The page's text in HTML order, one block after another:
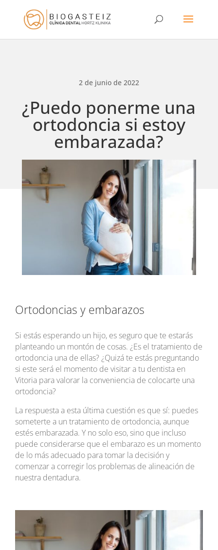
2 de junio de 2022
¿Puedo ponerme una
ortodoncia si estoy
embarazada?
Ortodoncias y embarazos
Si estás esperando un hijo, es seguro que te estarás
planteando un montón de cosas. ¿Es el tratamiento de
ortodoncia una de ellas? ¿Quizá te estás preguntando
si este será el momento de visitar a tu dentista en
Vitoria para valorar la conveniencia de colocarte una
ortodoncia?
La respuesta a esta última cuestión es que sí: puedes
someterte a un tratamiento de ortodoncia, aunque
estés embarazada. Y no solo eso, sino que incluso
puede considerarse que el embarazo es un momento
de lo más adecuado para tomar la decisión y
comenzar a corregir los problemas de alineación de
nuestra dentadura.